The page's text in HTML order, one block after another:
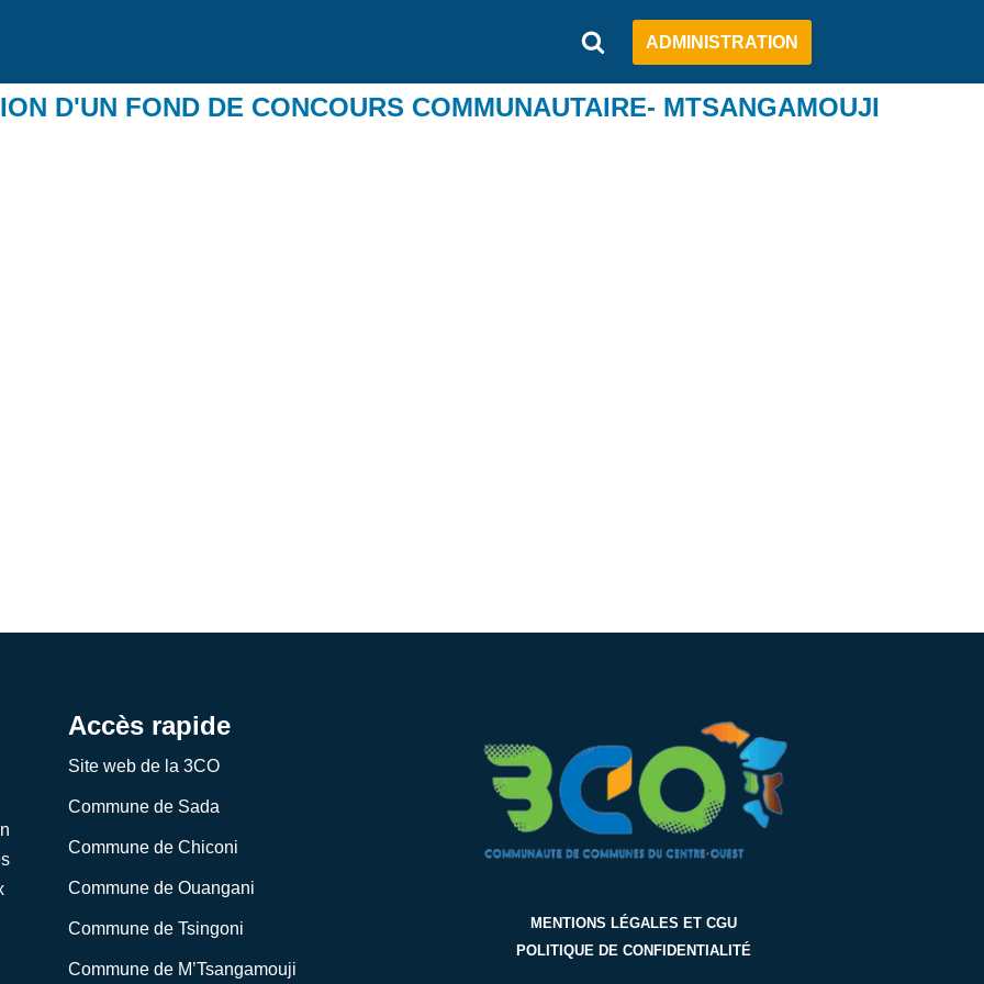
ADMINISTRATION
D'UN FOND DE CONCOURS COMMUNAUTAIRE- MTSANGAMOUJI
Accès rapide
Site web de la 3CO
Commune de Sada
Commune de Chiconi
Commune de Ouangani
Commune de Tsingoni
Commune de M’Tsangamouji
MENTIONS LÉGALES ET CGU
POLITIQUE DE CONFIDENTIALITÉ